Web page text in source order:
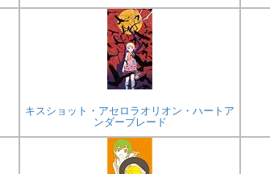
キスショット・アセロラオリオン・ハートア
ンダーブレード